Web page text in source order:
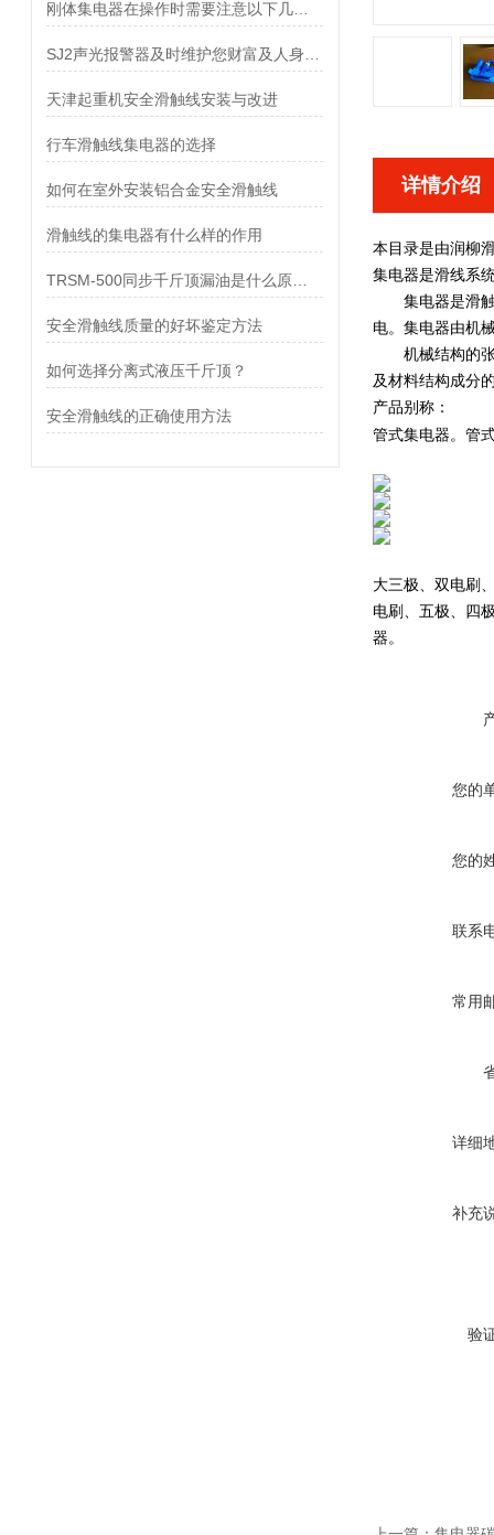
天津起重机安全滑触线安装与改进
行车滑触线集电器的选择
如何在室外安装铝合金安全滑触线
滑触线的集电器有什么样的作用
安全滑触线质量的好坏鉴定方法
如何选择分离式液压千斤顶？
安全滑触线的正确使用方法
详情介绍
本目录是由润柳
集电器是滑线系
集电器是滑触
电。集电器由机
机械结构的张
及材料结构成分
产品别称：
管式集电器。管
大三极、双电刷
电刷、五极、四
器。
您的
您的
联系
常用
详细
补充
验